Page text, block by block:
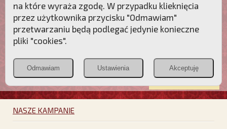
Przebudźmy sumienia Polaków!
Polonia
Christiana
PCh24.pl
Przymierze
POZNAJ APOSTOLAT FATIMY WESPRZYJ
NAS
NASZE KAMPANIE
na które wyraża zgodę. W przypadku klieknięcia
przez użytkownika przycisku "Odmawiam"
przetwarzaniu będą podlegać jedynie konieczne
pliki "cookies".
Odmawiam Ustawienia Akceptuję